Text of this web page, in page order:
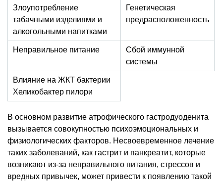
Злоупотребление
табачными изделиями и
алкогольными напитками
Генетическая
предрасположенность
Неправильное питание
Сбой иммунной
системы
Влияние на ЖКТ бактерии
Хеликобактер пилори
В основном развитие атрофического гастродуоденита
вызывается совокупностью психоэмоциональных и
физиологических факторов. Несвоевременное лечение
таких заболеваний, как гастрит и панкреатит, которые
возникают из-за неправильного питания, стрессов и
вредных привычек, может привести к появлению такой